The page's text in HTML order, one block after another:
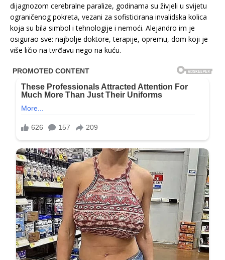
dijagnozom cerebralne paralize, godinama su živjeli u svijetu
ograničenog pokreta, vezani za sofisticirana invalidska kolica
koja su bila simbol i tehnologije i nemoći. Alejandro im je
osigurao sve: najbolje doktore, terapije, opremu, dom koji je
više ličio na tvrđavu nego na kuću.